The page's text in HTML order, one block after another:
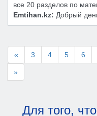
все 20 разделов по
Emtihan.kz: Добрый
« 3 4 5 6
»
Для того,